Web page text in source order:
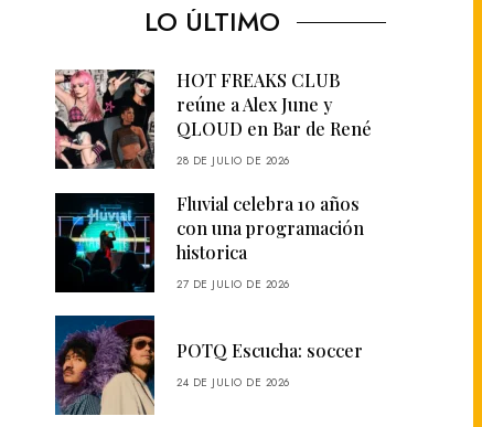
LO ÚLTIMO
HOT FREAKS CLUB
reúne a Alex June y
QLOUD en Bar de René
28 DE JULIO DE 2026
Fluvial celebra 10 años
con una programación
historica
27 DE JULIO DE 2026
POTQ Escucha: soccer
24 DE JULIO DE 2026